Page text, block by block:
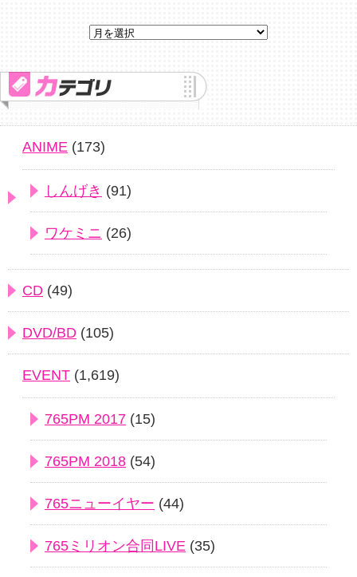
ANIME (173)
しんげき (91)
ワケミニ (26)
CD (49)
DVD/BD (105)
EVENT (1,619)
765PM 2017 (15)
765PM 2018 (54)
765ニューイヤー (44)
765ミリオン合同LIVE (35)